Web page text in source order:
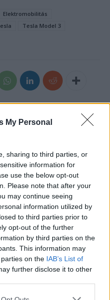
My Personal
sharing to third parties, or
information for
use the below opt-out
Please note that after your
may continue seeing
information utilized by
to third parties prior to
opt-out of the further
by third parties on the
This information may
on the IAB’s List of
further disclose it to other
Elektromobilitás
Tesla Model 3
lelkében elkötelezett gamer,
autó rajongó!
A SZERZŐTŐL